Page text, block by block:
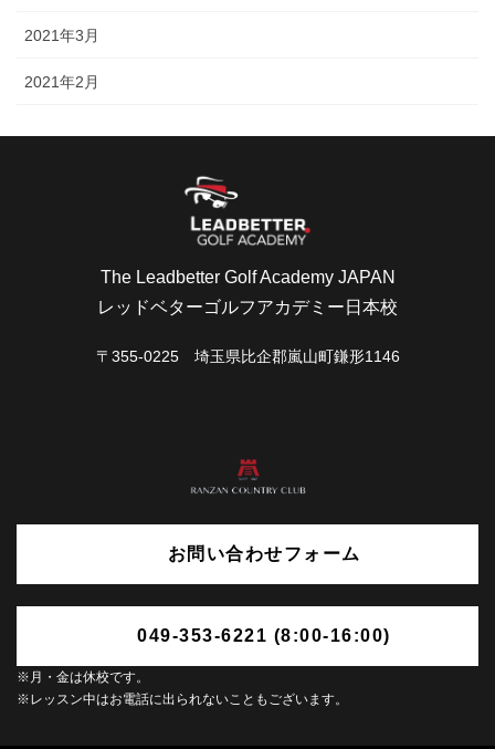
2021年3月
2021年2月
The Leadbetter Golf Academy JAPAN
レッドベターゴルフアカデミー日本校
〒355-0225 埼玉県比企郡嵐山町鎌形1146
お問い合わせフォーム
049-353-6221 (8:00-16:00)
※月・金は休校です。
※レッスン中はお電話に出られないこともございます。